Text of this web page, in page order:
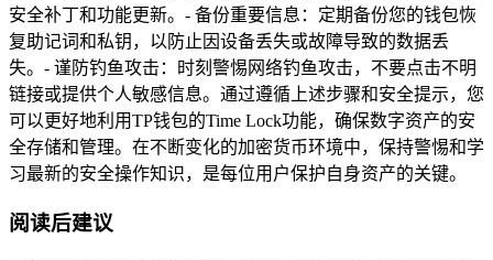
安全补丁和功能更新。- 备份重要信息：定期备份您的钱包恢
复助记词和私钥，以防止因设备丢失或故障导致的数据丢
失。- 谨防钓鱼攻击：时刻警惕网络钓鱼攻击，不要点击不明
链接或提供个人敏感信息。通过遵循上述步骤和安全提示，您
可以更好地利用TP钱包的Time Lock功能，确保数字资产的安
全存储和管理。在不断变化的加密货币环境中，保持警惕和学
习最新的安全操作知识，是每位用户保护自身资产的关键。
阅读后建议